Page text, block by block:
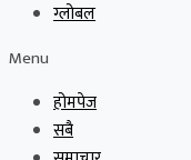
ग्लोबल
Menu
होमपेज
सबै